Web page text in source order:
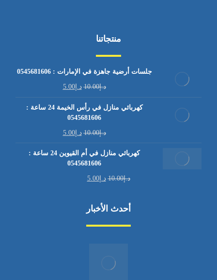
منتجاتنا
جلسات أرضية جاهزة في الإمارات : 0545681606
د.إ10.00 د.إ5.00
كهربائي منازل في رأس الخيمة 24 ساعة :
0545681606
د.إ10.00 د.إ5.00
كهربائي منازل في أم القيوين 24 ساعة :
0545681606
د.إ10.00 د.إ5.00
أحدث الأخبار